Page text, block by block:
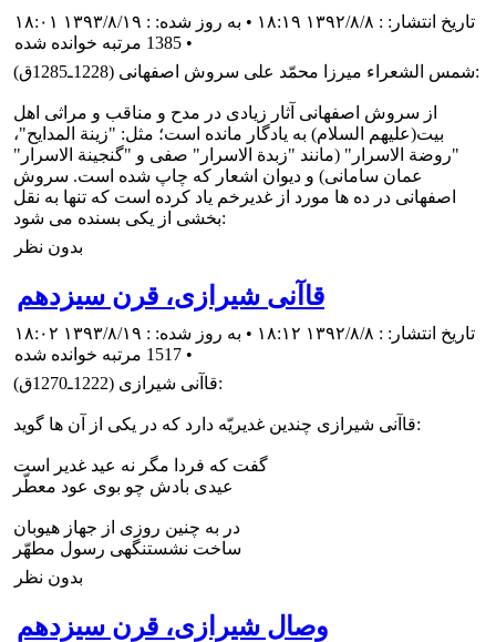
تاریخ انتشار: : ۱۳۹۲/۸/۸ ۱۸:۱۹ • به روز شده: : ۱۳۹۳/۸/۱۹ ۱۸:۰۱
• 1385 مرتبه خوانده شده
شمس الشعراء ميرزا محمّد على سروش اصفهانى (1228ـ1285ق):
از سروش اصفهانى آثار زيادى در مدح و مناقب و مراثى اهل
بيت(علیهم السلام) به يادگار مانده است؛ مثل: "زينة المدايح"،
"روضة الاسرار" (مانند "زبدة الاسرار" صفى و "گنجينة الاسرار"
عمان سامانى) و ديوان اشعار كه چاپ شده است. سروش
اصفهانى در ده ها مورد از غديرخم ياد كرده است كه تنها به نقل
بخشى از يكى بسنده مى شود:
بدون نظر
قاآنى شيرازى، قرن سیزدهم
تاریخ انتشار: : ۱۳۹۲/۸/۸ ۱۸:۱۲ • به روز شده: : ۱۳۹۳/۸/۱۹ ۱۸:۰۲
• 1517 مرتبه خوانده شده
قاآنى شيرازى (1222ـ1270ق):
قاآنى شيرازى چندين غديريّه دارد كه در يكى از آن ها گويد:
گفت كه فردا مگر نه عيد غدير است
عيدى بادش چو بوى عود معطّر
در به چنين روزى از جهاز هيوبان
ساخت نشستنگهى رسول مطهّر
بدون نظر
وصال شيرازى، قرن سیزدهم